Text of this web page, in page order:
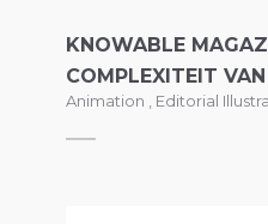
KNOWABLE
COMPLEXITEIT
Animation Editorial